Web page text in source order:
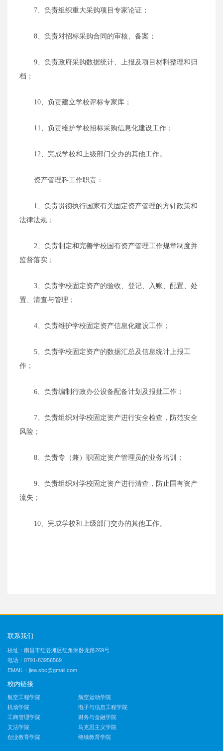
7、负责组织重大采购项目专家论证；
8、负责对招标采购合同的审核、备案；
9、负责政府采购数据统计、上报及项目材料整理和归
档；
10、负责建立学校评标专家库；
11、负责维护学校招标采购信息化建设工作；
12、完成学校和上级部门交办的其他工作。
资产管理科工作职责：
1、负责贯彻执行国家有关固定资产管理的方针政策和
法律法规；
2、负责制定和完善学校国有资产管理工作规章制度并
监督落实；
3、负责学校固定资产的验收、登记、入账、配置、处
置、清查与管理；
4、负责维护学校固定资产信息化建设工作；
5、负责学校固定资产的数据汇总及信息统计上报工
作；
6、负责编制行政办公设备配备计划及报批工作；
7、负责组织对学校固定资产进行安全检查，防范安全
风险；
8、负责专（兼）职固定资产管理员的业务培训；
9、负责组织对学校固定资产进行清查，防止国有资产
流失；
10、完成学校和上级部门交办的其他工作。
联系我们
校址：南昌市红谷滩区红角洲卧龙路269号
电话：0791-83956569
EMAIL：jiea.sbc@gmail.com
校内链接
航空工程学院
航空运动学院
机场学院
电子与信息工程学院
工商管理学院
财务与金融学院
文法学院
马克思主义学院
创业教育学院
继续教育学院